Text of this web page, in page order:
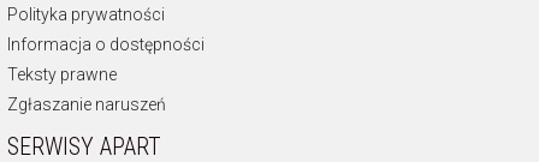
Polityka prywatności
Informacja o dostępności
Teksty prawne
Zgłaszanie naruszeń
SERWISY APART